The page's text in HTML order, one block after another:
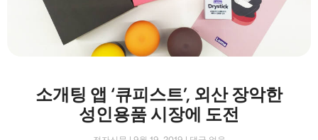
소개팅 앱 ‘큐피스트’, 외산 장악한
성인용품 시장에 도전